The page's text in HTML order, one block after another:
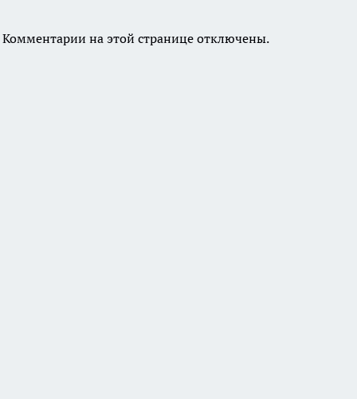
Комментарии на этой странице отключены.